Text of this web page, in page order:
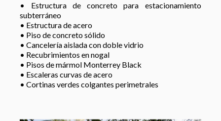
• Estructura de concreto para estacionamiento
subterráneo
• Estructura de acero
• Piso de concreto sólido
• Cancelería aislada con doble vidrio
• Recubrimientos en nogal
• Pisos de mármol Monterrey Black
• Escaleras curvas de acero
• Cortinas verdes colgantes perimetrales